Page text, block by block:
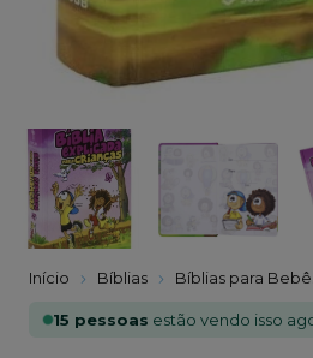
Início Bíblias Bíblias para
15 pessoas estão vendo isso